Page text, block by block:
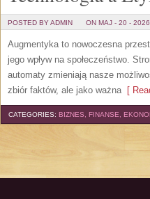
POSTED BY ADMIN ON MAJ - 20 - 2026
Augmentyka to nowoczesna
jego wpływ na społeczeństwo.
automaty zmieniają nasze
zbiór faktów, ale jako ważna[
CATEGORIES: BIZNES, FINANSE,